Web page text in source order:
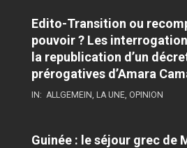
Edito-Transition ou
pouvoir ? Les
la republication d’un
prérogatives d’Amara
IN: ALLGEMEIN LA UNE OPINION
Guinée : le séjour grec de